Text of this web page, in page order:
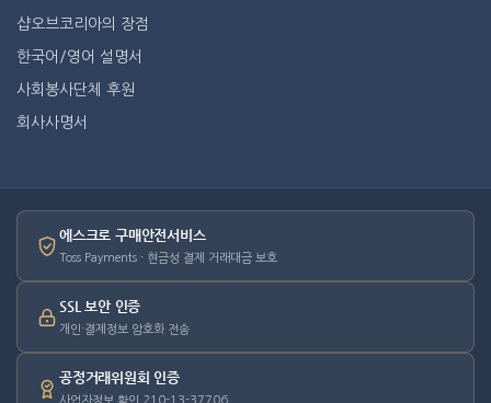
샵오브코리아의 장점
한국어/영어 설명서
사회봉사단체 후원
회사사명서
에스크로 구매안전서비스
Toss Payments · 현금성 결제 거래대금 보호
SSL 보안 인증
개인·결제정보 암호화 전송
공정거래위원회 인증
사업자정보 확인 210-13-37706